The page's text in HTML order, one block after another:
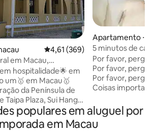
4,61 de uma avaliação média de
4,61 (369)
em Macau,
recém-reformada
hospitalidade🌟 em
um🥇 em Macau🥇
da Península de
Taipa Plaza, Sui Hang
a poucos minutos a
de São Paulo,
Apartamento ⋅
5 minutos de
Venetian/MGM/
pegar um carro,
chegar a Macau,
pela alfândega
Por favor,️
Por favor,️
Por favor,️
Coisas
Hengqin" na
Macau, a
portão, "não
populares em aluguel por
em Macau